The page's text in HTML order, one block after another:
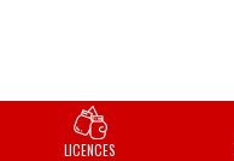
LICENCES